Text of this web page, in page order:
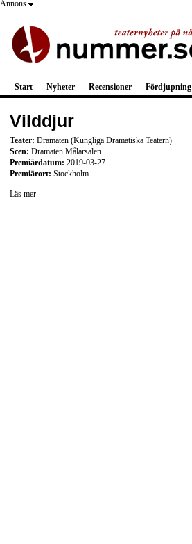
Annons
Start Nyheter Recensioner Fördjupning
Vilddjur
Teater: Dramaten (Kungliga Dramatiska Teatern)
Scen: Dramaten Målarsalen
Premiärdatum: 2019-03-27
Premiärort: Stockholm
Läs mer